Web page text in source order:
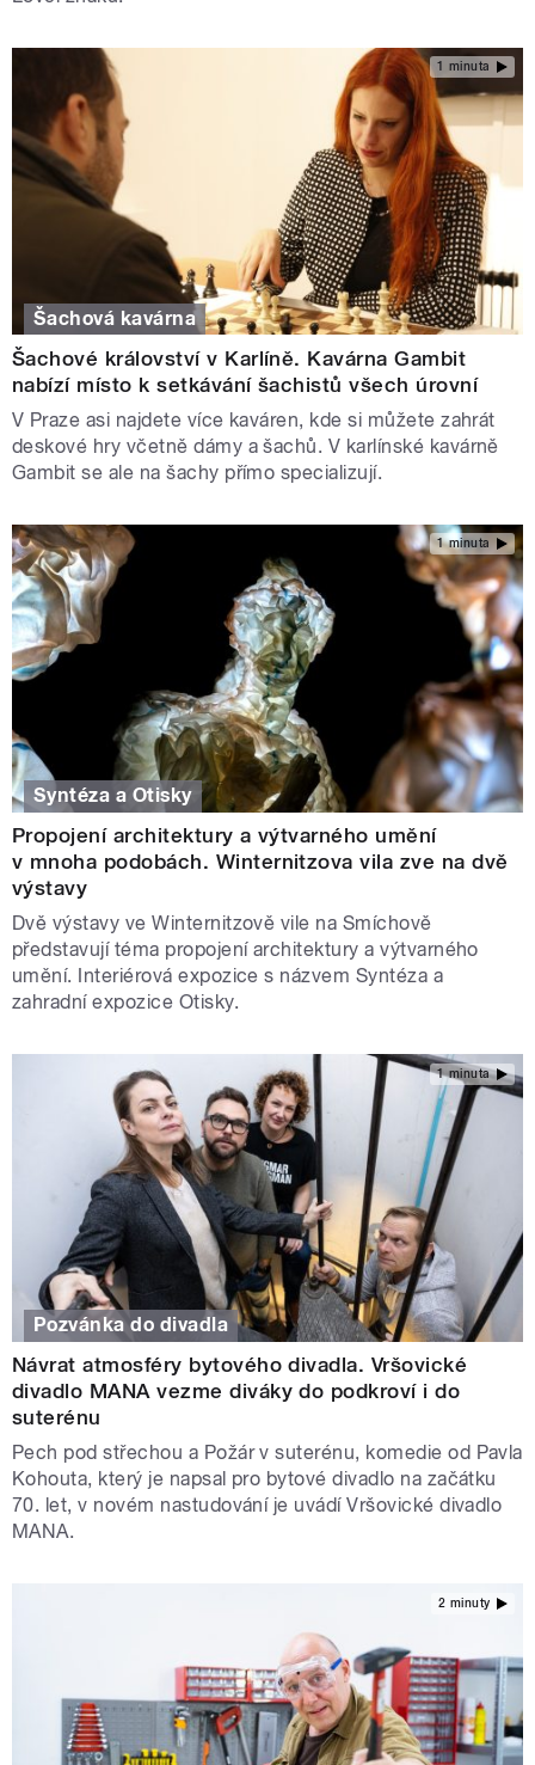
1 minuta
Šachová kavárna
Šachové království v Karlíně. Kavárna Gambit
nabízí místo k setkávání šachistů všech úrovní
V Praze asi najdete více kaváren, kde si můžete zahrát
deskové hry včetně dámy a šachů. V karlínské kavárně
Gambit se ale na šachy přímo specializují.
1 minuta
Syntéza a Otisky
Propojení architektury a výtvarného umění
v mnoha podobách. Winternitzova vila zve na dvě
výstavy
Dvě výstavy ve Winternitzově vile na Smíchově
představují téma propojení architektury a výtvarného
umění. Interiérová expozice s názvem Syntéza a
zahradní expozice Otisky.
1 minuta
Pozvánka do divadla
Návrat atmosféry bytového divadla. Vršovické
divadlo MANA vezme diváky do podkroví i do
suterénu
Pech pod střechou a Požár v suterénu, komedie od Pavla
Kohouta, který je napsal pro bytové divadlo na začátku
70. let, v novém nastudování je uvádí Vršovické divadlo
MANA.
2 minuty